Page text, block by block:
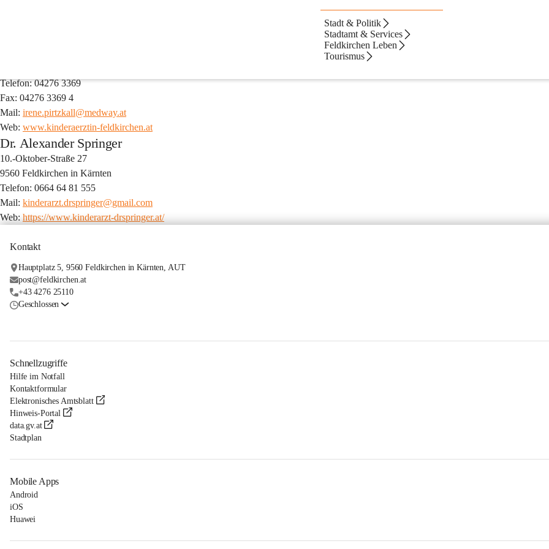
Stadt & Politik
Stadtamt & Services
Feldkirchen Leben
Tourismus
Telefon: 04276 3369
Fax: 04276 3369 4
Mail: irene.pirtzkall@medway.at
Web: www.kinderaerztin-feldkirchen.at
Dr. Alexander Springer
10.-Oktober-Straße 27
9560 Feldkirchen in Kärnten
Telefon: 0664 64 81 555
Mail: kinderarzt.drspringer@gmail.com
Web: https://www.kinderarzt-drspringer.at/
Kontakt
Hauptplatz 5, 9560 Feldkirchen in Kärnten, AUT
post@feldkirchen.at
+43 4276 25110
Geschlossen
Schnellzugriffe
Hilfe im Notfall
Kontaktformular
Elektronisches Amtsblatt
Hinweis-Portal
data.gv.at
Stadtplan
Mobile Apps
Android
iOS
Huawei